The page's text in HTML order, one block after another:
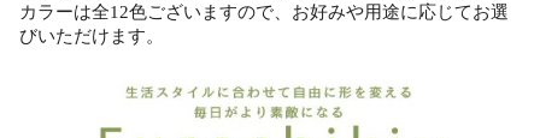
カラーは全12色ございますので、お好みや用途に応じてお選
びいただけます。